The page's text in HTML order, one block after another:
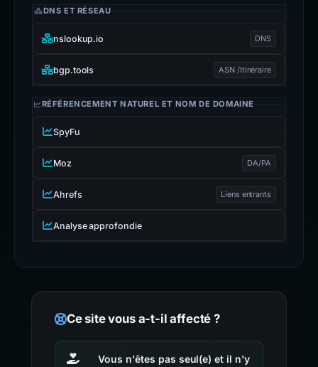
DNS ET RÉSEAU
nslookup.io DNS
bgp.tools ASN /Itinéraire
RÉFÉRENCEMENT NATUREL ET NOM DE DOMAINE
SpyFu
Moz DA/PA
Ahrefs Liens entrants
Analyse approfondie
Ce site vous a-t-il affecté ?
Vous n'êtes pas seul(e) et il n'y